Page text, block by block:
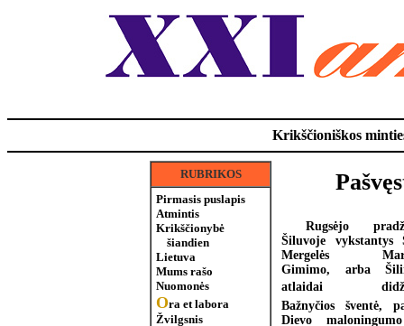
Krikščioniškos
RUBRIKOS
Pirmasis puslapis
Atmintis
Krikščionybė
šiandien
Lietuva
Mums rašo
Nuomonės
Ora et labora
Žvilgsnis
Rugsėjo
Šiluvoje vykstantys
Mergelės
Gimimo, arba
atlaidai 
Bažnyčios šventė,
Dievo